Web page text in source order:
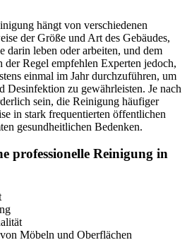
hängt von verschiedenen
der Größe und Art des Gebäudes,
darin leben oder arbeiten, und dem
der Regel empfehlen Experten jedoch,
einmal im Jahr durchzuführen, um
Desinfektion zu gewährleisten. Je nach
sein, die Reinigung häufiger
in stark frequentierten öffentlichen
gesundheitlichen Bedenken.
professionelle Reinigung in
Möbeln und Oberflächen